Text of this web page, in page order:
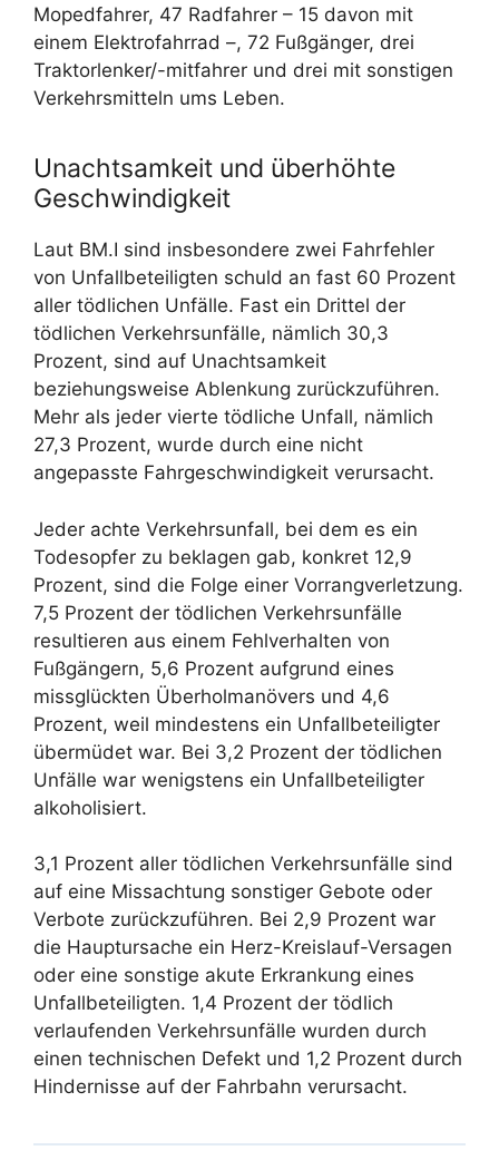
Mopedfahrer, 47 Radfahrer – 15 davon mit
einem Elektrofahrrad –, 72 Fußgänger, drei
Traktorlenker/-mitfahrer und drei mit sonstigen
Verkehrsmitteln ums Leben.
Unachtsamkeit und überhöhte
Geschwindigkeit
Laut BM.I sind insbesondere zwei Fahrfehler
von Unfallbeteiligten schuld an fast 60 Prozent
aller tödlichen Unfälle. Fast ein Drittel der
tödlichen Verkehrsunfälle, nämlich 30,3
Prozent, sind auf Unachtsamkeit
beziehungsweise Ablenkung zurückzuführen.
Mehr als jeder vierte tödliche Unfall, nämlich
27,3 Prozent, wurde durch eine nicht
angepasste Fahrgeschwindigkeit verursacht.
Jeder achte Verkehrsunfall, bei dem es ein
Todesopfer zu beklagen gab, konkret 12,9
Prozent, sind die Folge einer Vorrangverletzung.
7,5 Prozent der tödlichen Verkehrsunfälle
resultieren aus einem Fehlverhalten von
Fußgängern, 5,6 Prozent aufgrund eines
missglückten Überholmanövers und 4,6
Prozent, weil mindestens ein Unfallbeteiligter
übermüdet war. Bei 3,2 Prozent der tödlichen
Unfälle war wenigstens ein Unfallbeteiligter
alkoholisiert.
3,1 Prozent aller tödlichen Verkehrsunfälle sind
auf eine Missachtung sonstiger Gebote oder
Verbote zurückzuführen. Bei 2,9 Prozent war
die Hauptursache ein Herz-Kreislauf-Versagen
oder eine sonstige akute Erkrankung eines
Unfallbeteiligten. 1,4 Prozent der tödlich
verlaufenden Verkehrsunfälle wurden durch
einen technischen Defekt und 1,2 Prozent durch
Hindernisse auf der Fahrbahn verursacht.